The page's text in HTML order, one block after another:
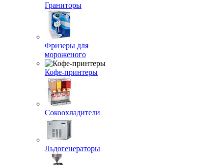
Граниторы
Фризеры для
мороженого
Кофе-принтеры
Сокоохладители
Льдогенераторы